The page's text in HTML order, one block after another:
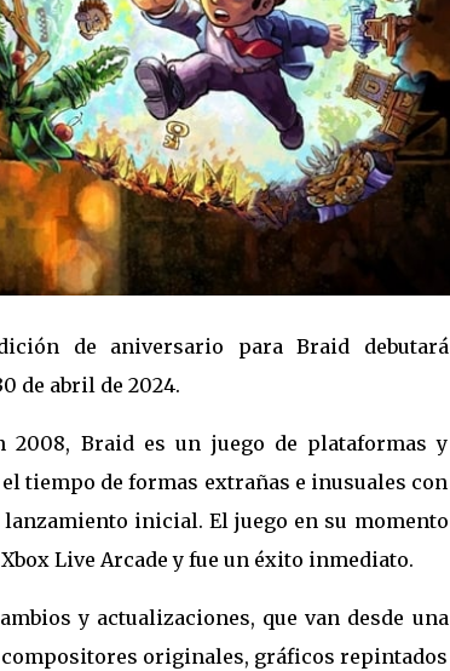
de aniversario para Braid debutará
de abril de 2024.
Braid es un juego de plataformas y
tiempo de formas extrañas e inusuales con
inicial. El juego en su momento
Live Arcade y fue un éxito inmediato.
y actualizaciones, que van desde una
originales, gráficos repintados